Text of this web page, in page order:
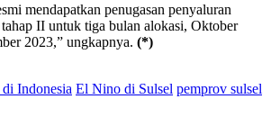
mendapatkan penugasan penyaluran
tahap II untuk tiga bulan alokasi, Oktober
2023,” ungkapnya. (*)
Indonesia El Nino di Sulsel pemprov sulsel